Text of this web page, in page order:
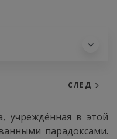
СЛЕД
учреждённая в этой
парадоксами.